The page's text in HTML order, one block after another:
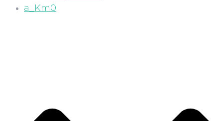
a_Km0